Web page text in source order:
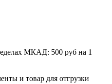
МКАД: 500 руб на 1
и товар для отгрузки